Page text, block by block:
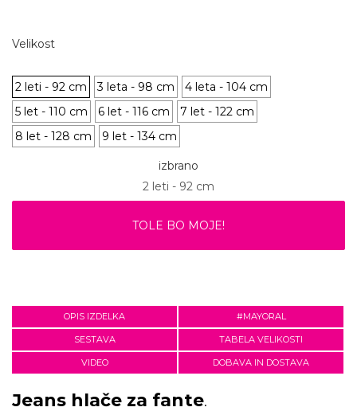
Velikost
2 leti - 92 cm 3 leta - 98 cm
4 leta - 104 cm
5 let - 110 cm
6 let - 116 cm
7 let - 122 cm
8 let - 128 cm
9 let - 134 cm
izbrano
2 leti - 92 cm
TOLE BO MOJE!
OPIS IZDELKA #MAYORAL
SESTAVA TABELA VELIKOSTI
VIDEO DOBAVA IN DOSTAVA
Jeans hlače za fante.